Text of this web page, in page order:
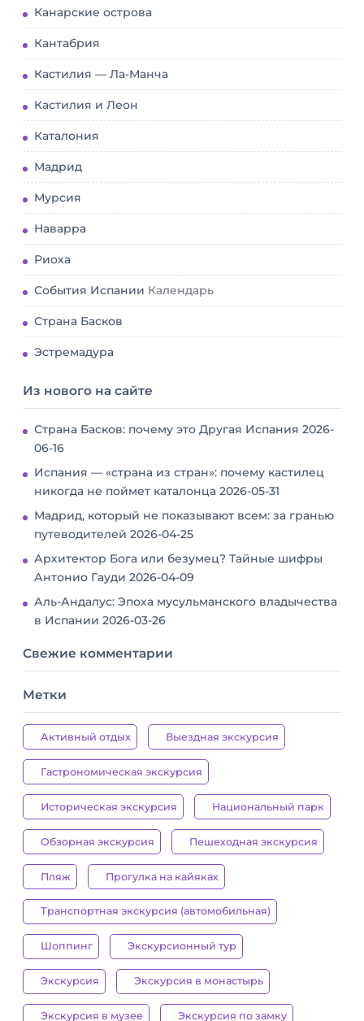
Канарские острова
Кантабрия
Кастилия — Ла-Манча
Кастилия и Леон
Каталония
Мадрид
Мурсия
Наварра
Риоха
События Испании Календарь
Страна Басков
Эстремадура
Из нового на сайте
Страна Басков: почему это Другая Испания 2026-
06-16
Испания — «страна из стран»: почему кастилец
никогда не поймет каталонца 2026-05-31
Мадрид, который не показывают всем: за гранью
путеводителей 2026-04-25
Архитектор Бога или безумец? Тайные шифры
Антонио Гауди 2026-04-09
Аль-Андалус: Эпоха мусульманского владычества
в Испании 2026-03-26
Свежие комментарии
Метки
Активный отдых Выездная экскурсия
Гастрономическая экскурсия
Историческая экскурсия Национальный парк
Обзорная экскурсия Пешеходная экскурсия
Пляж Прогулка на кайяках
Транспортная экскурсия (автомобильная)
Шоппинг Экскурсионный тур
Экскурсия Экскурсия в монастырь
Экскурсия в музее Экскурсия по замку